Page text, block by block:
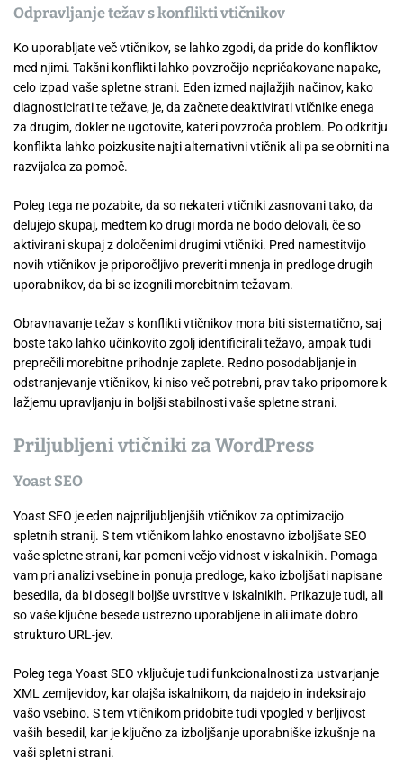
Odpravljanje težav s konflikti vtičnikov
Ko uporabljate več vtičnikov, se lahko zgodi, da pride do konfliktov
med njimi. Takšni konflikti lahko povzročijo nepričakovane napake,
celo izpad vaše spletne strani. Eden izmed najlažjih načinov, kako
diagnosticirati te težave, je, da začnete deaktivirati vtičnike enega
za drugim, dokler ne ugotovite, kateri povzroča problem. Po odkritju
konflikta lahko poizkusite najti alternativni vtičnik ali pa se obrniti na
razvijalca za pomoč.
Poleg tega ne pozabite, da so nekateri vtičniki zasnovani tako, da
delujejo skupaj, medtem ko drugi morda ne bodo delovali, če so
aktivirani skupaj z določenimi drugimi vtičniki. Pred namestitvijo
novih vtičnikov je priporočljivo preveriti mnenja in predloge drugih
uporabnikov, da bi se izognili morebitnim težavam.
Obravnavanje težav s konflikti vtičnikov mora biti sistematično, saj
boste tako lahko učinkovito zgolj identificirali težavo, ampak tudi
preprečili morebitne prihodnje zaplete. Redno posodabljanje in
odstranjevanje vtičnikov, ki niso več potrebni, prav tako pripomore k
lažjemu upravljanju in boljši stabilnosti vaše spletne strani.
Priljubljeni vtičniki za WordPress
Yoast SEO
Yoast SEO je eden najpriljubljenjših vtičnikov za optimizacijo
spletnih stranij. S tem vtičnikom lahko enostavno izboljšate SEO
vaše spletne strani, kar pomeni večjo vidnost v iskalnikih. Pomaga
vam pri analizi vsebine in ponuja predloge, kako izboljšati napisane
besedila, da bi dosegli boljše uvrstitve v iskalnikih. Prikazuje tudi, ali
so vaše ključne besede ustrezno uporabljene in ali imate dobro
strukturo URL-jev.
Poleg tega Yoast SEO vključuje tudi funkcionalnosti za ustvarjanje
XML zemljevidov, kar olajša iskalnikom, da najdejo in indeksirajo
vašo vsebino. S tem vtičnikom pridobite tudi vpogled v berljivost
vaših besedil, kar je ključno za izboljšanje uporabniške izkušnje na
vaši spletni strani.